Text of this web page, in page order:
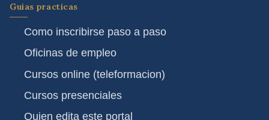
Guias practicas
Como inscribirse paso a paso
Oficinas de empleo
Cursos online (teleformacion)
Cursos presenciales
Quien edita este portal